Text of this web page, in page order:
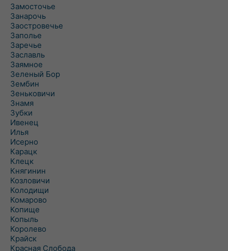
Замосточье
Занарочь
Заостровечье
Заполье
Заречье
Заславль
Заямное
Зеленый Бор
Зембин
Зеньковичи
Знамя
Зубки
Ивенец
Илья
Исерно
Карацк
Клецк
Княгинин
Козловичи
Колодищи
Комарово
Копище
Копыль
Королево
Крайск
Красная Слобода